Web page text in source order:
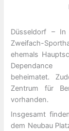
Düsseldorf – In
Zweifach-
ehemals
Dependance
beheimatet.
Zentrum für
vorhanden.
Insgesamt
dem Neubau